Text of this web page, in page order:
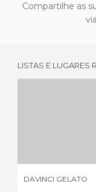
Compartilhe as
LISTAS E
DAVINCI GELATO